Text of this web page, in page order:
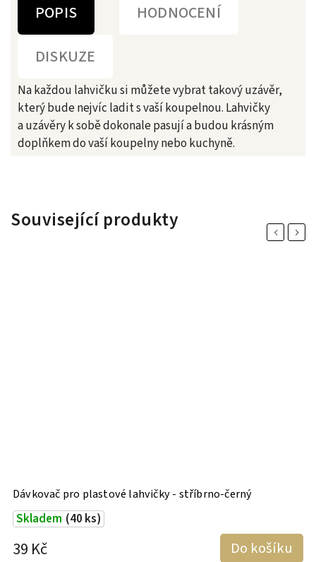
POPIS
HODNOCENÍ
DISKUZE
Na každou lahvičku si můžete vybrat takový uzávěr,
který bude nejvíc ladit s vaší koupelnou. Lahvičky
a uzávěry k sobě dokonale pasují a budou krásným
doplňkem do vaší koupelny nebo kuchyně.
Související produkty Previous
Dávkovač pro plastové lahvičky - stříbrno-černý
Skladem (40 ks)
39 Kč Do košíku
Next